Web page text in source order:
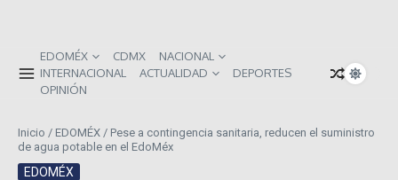
EDOMÉX CDMX
NACIONAL
INTERNACIONAL
ACTUALIDAD
DEPORTES
OPINIÓN
Inicio / EDOMÉX / Pese a contingencia sanitaria, reducen el suministro
de agua potable en el EdoMéx
EDOMÉX